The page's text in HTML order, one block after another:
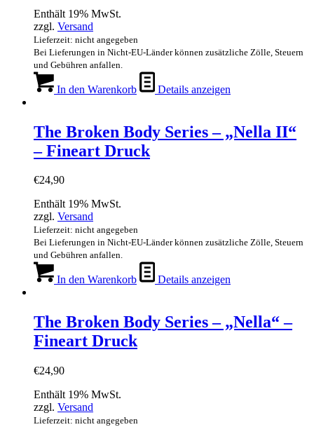
Enthält 19% MwSt.
zzgl. Versand
Lieferzeit: nicht angegeben
Bei Lieferungen in Nicht-EU-Länder können zusätzliche Zölle, Steuern
und Gebühren anfallen.
In den Warenkorb Details anzeigen
The Broken Body Series – „Nella II“
– Fineart Druck
€24,90
Enthält 19% MwSt.
zzgl. Versand
Lieferzeit: nicht angegeben
Bei Lieferungen in Nicht-EU-Länder können zusätzliche Zölle, Steuern
und Gebühren anfallen.
In den Warenkorb Details anzeigen
The Broken Body Series – „Nella“ –
Fineart Druck
€24,90
Enthält 19% MwSt.
zzgl. Versand
Lieferzeit: nicht angegeben